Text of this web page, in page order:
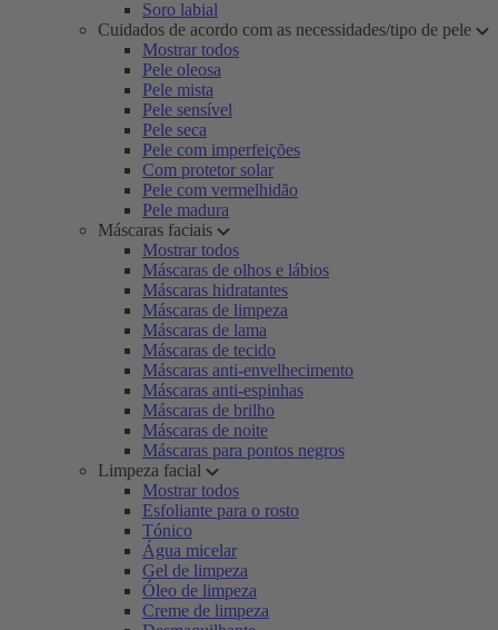
Soro labial
Cuidados de acordo com as necessidades/tipo de pele
Mostrar todos
Pele oleosa
Pele mista
Pele sensível
Pele seca
Pele com imperfeições
Com protetor solar
Pele com vermelhidão
Pele madura
Máscaras faciais
Mostrar todos
Máscaras de olhos e lábios
Máscaras hidratantes
Máscaras de limpeza
Máscaras de lama
Máscaras de tecido
Máscaras anti-envelhecimento
Máscaras anti-espinhas
Máscaras de brilho
Máscaras de noite
Máscaras para pontos negros
Limpeza facial
Mostrar todos
Esfoliante para o rosto
Tónico
Água micelar
Gel de limpeza
Óleo de limpeza
Creme de limpeza